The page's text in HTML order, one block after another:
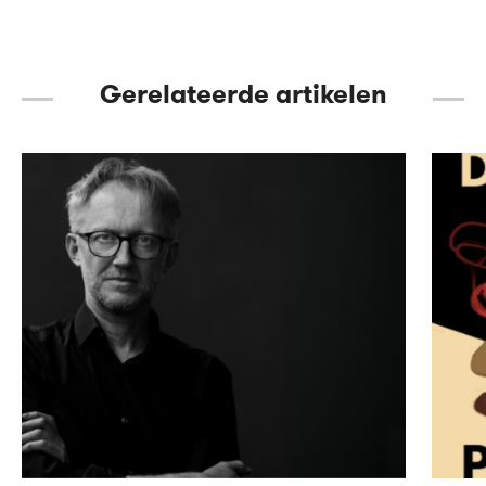
Gerelateerde artikelen